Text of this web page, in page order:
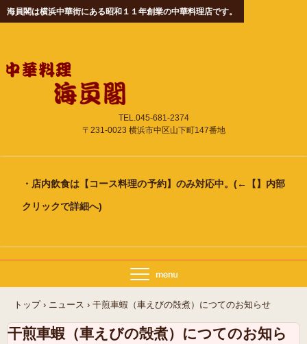
海員閣は横浜中華街にある昭和１１年創業の中華料理店です。
TEL.045-681-2374
〒231-0023 横浜市中区山下町147番地
・店内飲食は 【コース料理の予約】 のみ対応中。(←【】内部
クリックで詳細へ)
トップ › ニュース › 干煎車蝦（車えびの殻煮）につてのお知らせ
干煎車蝦（車えびの殻煮）につてのお知ら